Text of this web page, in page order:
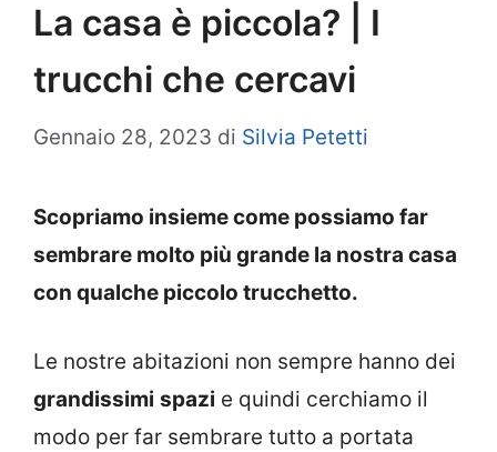
La casa è piccola? | I
trucchi che cercavi
Gennaio 28, 2023 di Silvia Petetti
Scopriamo insieme come possiamo far
sembrare molto più grande la nostra casa
con qualche piccolo trucchetto.
Le nostre abitazioni non sempre hanno dei
grandissimi spazi e quindi cerchiamo il
modo per far sembrare tutto a portata